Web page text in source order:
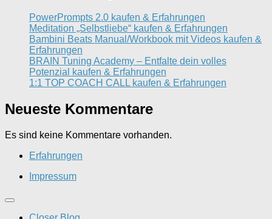
PowerPrompts 2.0 kaufen & Erfahrungen
Meditation „Selbstliebe“ kaufen & Erfahrungen
Bambini Beats Manual/Workbook mit Videos kaufen &
Erfahrungen
BRAIN Tuning Academy – Entfalte dein volles
Potenzial kaufen & Erfahrungen
1:1 TOP COACH CALL kaufen & Erfahrungen
Neueste Kommentare
Es sind keine Kommentare vorhanden.
Erfahrungen
Impressum